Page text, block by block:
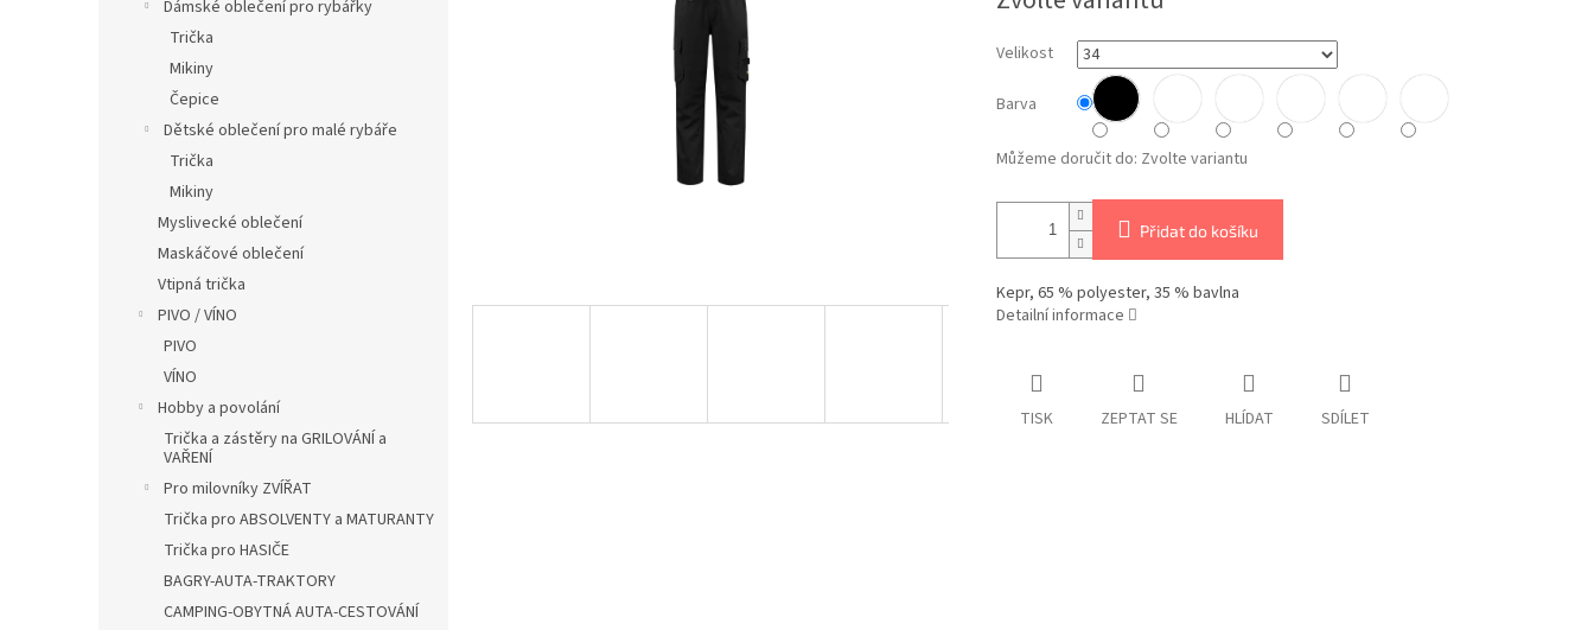
Dámské oblečení pro rybářky
Trička
Mikiny
Čepice
Dětské oblečení pro malé rybáře
Trička
Mikiny
Myslivecké oblečení
Maskáčové oblečení
Vtipná trička
PIVO / VÍNO
PIVO
VÍNO
Hobby a povolání
Trička a zástěry na GRILOVÁNÍ a
VAŘENÍ
Pro milovníky ZVÍŘAT
Trička pro ABSOLVENTY a MATURANTY
Trička pro HASIČE
BAGRY-AUTA-TRAKTORY
CAMPING-OBYTNÁ AUTA-CESTOVÁNÍ
cena:
Velikost
Barva
Můžeme doručit do: Zvolte variantu
Přidat do košíku
Kepr, 65 % polyester, 35 % bavlna
Detailní informace
TISK ZEPTAT SE HLÍDAT SDÍLET